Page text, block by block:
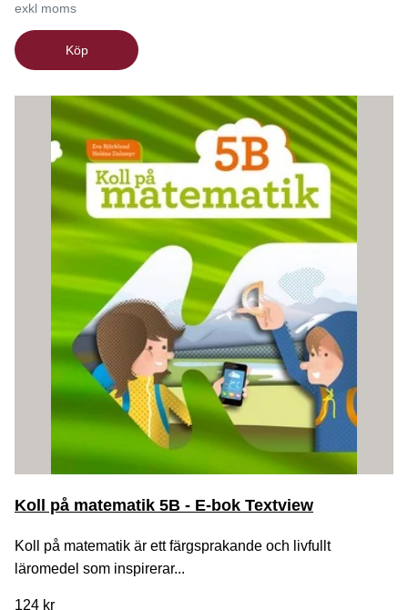
exkl moms
Köp
Koll på matematik 5B - E-bok Textview
Koll på matematik är ett färgsprakande och livfullt
läromedel som inspirerar...
124 kr